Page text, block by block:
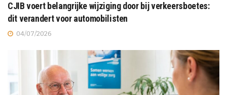
CJIB voert belangrijke wijziging door bij verkeersboetes:
dit verandert voor automobilisten
04/07/2026